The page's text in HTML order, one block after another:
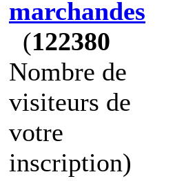
marchandes
(122380
Nombre de
visiteurs de
votre
inscription)